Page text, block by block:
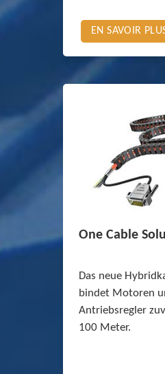
EN SAVOIR
One Cable
Das neue
bindet Motoren
Antriebsregler
100 Meter.